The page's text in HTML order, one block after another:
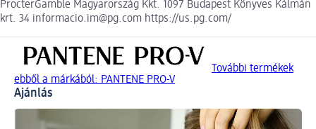
ProcterGamble Magyarország Kkt. 1097 Budapest Könyves Kálmán
krt. 34 informacio.im@pg.com https://us.pg.com/
További termékek
ebből a márkából: PANTENE PRO-V
Ajánlás